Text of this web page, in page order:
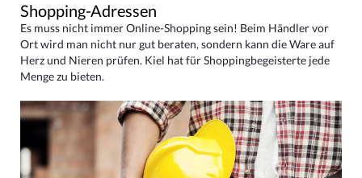
Shopping-Adressen
Es muss nicht immer Online-Shopping sein! Beim Händler vor
Ort wird man nicht nur gut beraten, sondern kann die Ware auf
Herz und Nieren prüfen. Kiel hat für Shoppingbegeisterte jede
Menge zu bieten.